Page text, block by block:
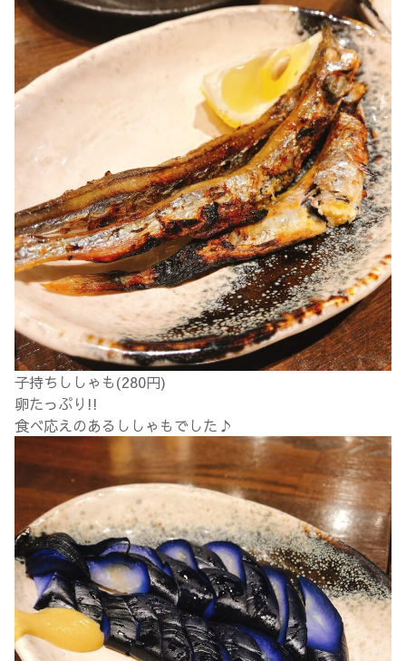
子持ちししゃも(280円)
卵たっぷり!!
食べ応えのあるししゃもでした♪